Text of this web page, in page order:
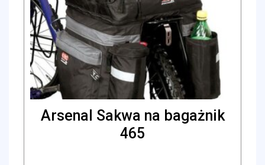
Arsenal Sakwa na bagażnik
465